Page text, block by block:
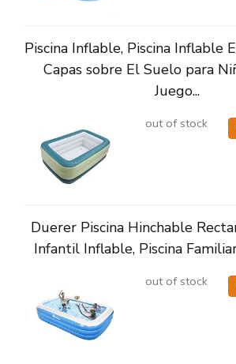
Piscina Inflable, Piscina Inflable
Capas sobre El Suelo para
Juego...
out of stock
Duerer Piscina Hinchable
Infantil Inflable, Piscina
out of stock